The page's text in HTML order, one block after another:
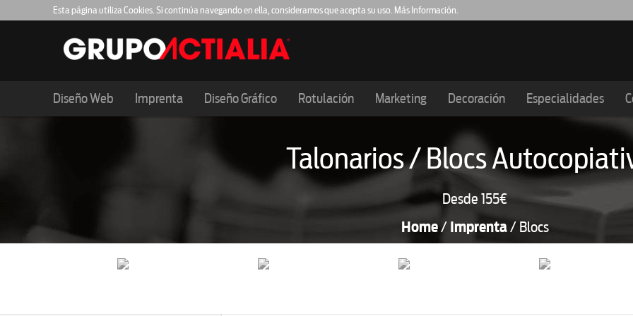
Esta página utiliza Cookies. Si continúa navegando en ella, consideramos que acepta su uso. Más Información.
Diseño Web Imprenta Diseño Gráfico Rotulación Marketing Decoración Especialidades
Talonarios / Blocs
Desde 155€
Home/ Imprenta/ Blocs